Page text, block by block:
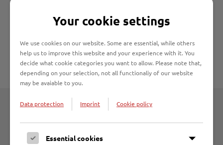
I J K L M N
R U
V W X Y Z
Jakobskreuzkraut
Your cookie settings
We use cookies on our website. Some are essential, while others
help us to improve this website and your experience with it. You
decide what cookie categories you want to allow. Please note that,
depending on your selection, not all functionaliy of our website
may be avaiable to you.
Data protection Imprint Cookie policy
Essential cookies